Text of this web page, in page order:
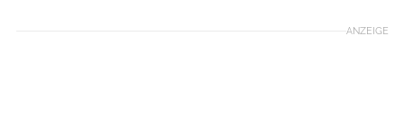
ANZEIGE